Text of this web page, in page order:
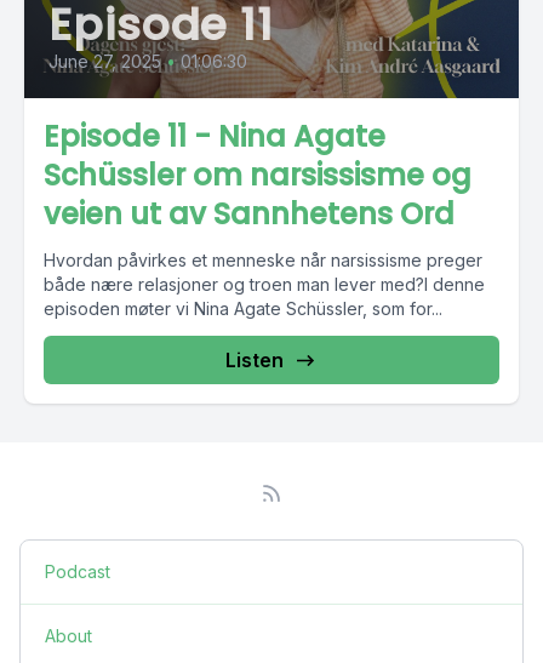
Episode 11
June 27, 2025 • 01:06:30
Episode 11 - Nina Agate
Schüssler om narsissisme og
veien ut av Sannhetens Ord
Hvordan påvirkes et menneske når narsissisme preger
både nære relasjoner og troen man lever med?I denne
episoden møter vi Nina Agate Schüssler, som for...
Listen
Podcast
About